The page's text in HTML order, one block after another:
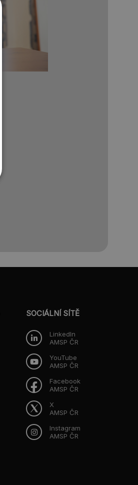
SOCIÁLNÍ SÍTĚ
LinkedIn
AMSP ČR
YouTube
AMSP ČR
Facebook
AMSP ČR
X
AMSP ČR
Instagram
AMSP ČR